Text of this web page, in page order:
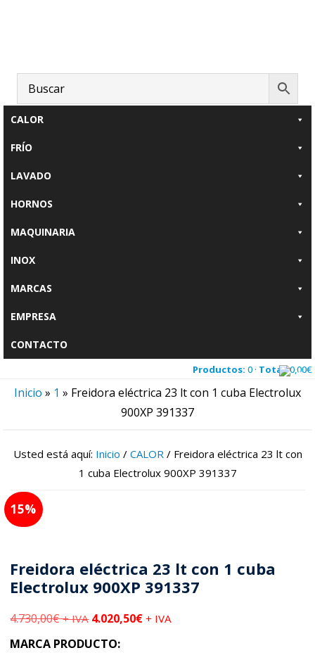
página
CALOR
FRÍO
LAVADO
HORNOS
MAQUINARIA
INOX
MARCAS
EMPRESA
CONTACTO
Productos: 0 · Total:0,00€
Inicio » 1 » Freidora eléctrica 23 lt con 1 cuba Electrolux
900XP 391337
Usted está aquí: Inicio / CALOR /Freidora eléctrica 23 lt con
1 cuba Electrolux 900XP 391337
15
Freidora eléctrica 23 lt con 1 cuba
Electrolux 900XP 391337
4.730,00€ + IVA 4.020,50€ + IVA
MARCA PRODUCTO: